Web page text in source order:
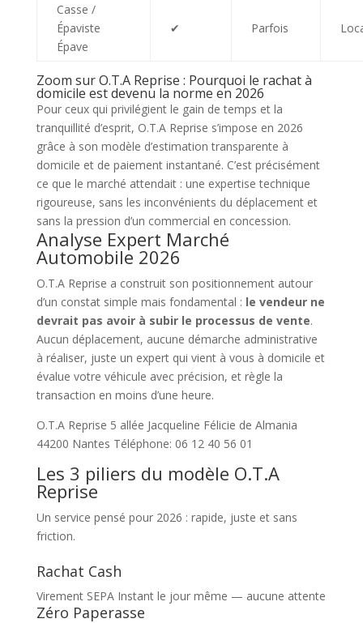
Casse /
Épaviste
Épave
✔ Parfois
Zoom sur O.T.A Reprise : Pourquoi le rachat à
domicile est devenu la norme en 2026
Pour ceux qui privilégient le gain de temps et la
tranquillité d’esprit, O.T.A Reprise s’impose en 2026
grâce à son modèle d’estimation transparente à
domicile et de paiement instantané. C’est précisément
ce que le marché attendait : une expertise technique
rigoureuse, sans les inconvénients du déplacement et
sans la pression d’un commercial en concession.
Analyse Expert Marché
Automobile 2026
O.T.A Reprise a construit son positionnement autour
d’un constat simple mais fondamental : le vendeur ne
devrait pas avoir à subir le processus de vente.
Aucun déplacement, aucune démarche administrative
à réaliser, juste un expert qui vient à vous à domicile et
évalue votre véhicule avec précision, et règle la
transaction en moins d’une heure.
O.T.A Reprise 5 allée Jacqueline Félicie de Almania
44200 Nantes Téléphone: 06 12 40 56 01
Les 3 piliers du modèle O.T.A
Reprise
Un service pensé pour 2026 : rapide, juste et sans
friction.
Rachat Cash
Virement SEPA Instant le jour même — aucune attente
Zéro Paperasse